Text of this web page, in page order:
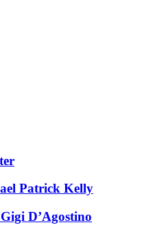
Patrick Kelly
D’Agostino